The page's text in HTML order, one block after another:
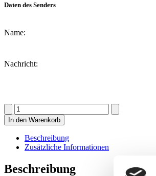
Daten des Senders
Name:
Nachricht:
Geschenkgutschein
Menge
In den Warenkorb
Beschreibung
Zusätzliche Informationen
Beschreibung